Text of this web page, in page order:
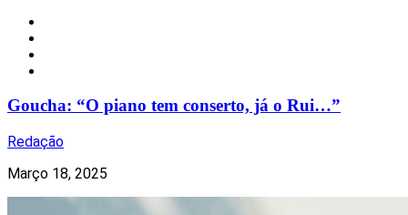
Goucha: “O piano tem conserto, já o Rui…”
Redação
Março 18, 2025